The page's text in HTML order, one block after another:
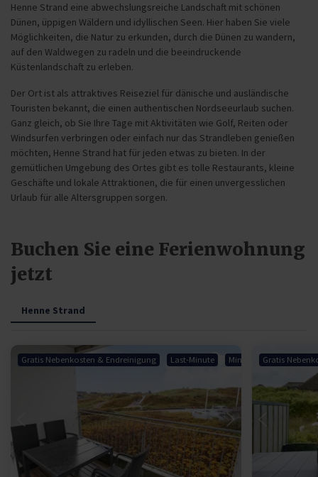
Henne Strand eine abwechslungsreiche Landschaft mit schönen
Dünen, üppigen Wäldern und idyllischen Seen. Hier haben Sie viele
Möglichkeiten, die Natur zu erkunden, durch die Dünen zu wandern,
auf den Waldwegen zu radeln und die beeindruckende
Küstenlandschaft zu erleben.
Der Ort ist als attraktives Reiseziel für dänische und ausländische
Touristen bekannt, die einen authentischen Nordseeurlaub suchen.
Ganz gleich, ob Sie Ihre Tage mit Aktivitäten wie Golf, Reiten oder
Windsurfen verbringen oder einfach nur das Strandleben genießen
möchten, Henne Strand hat für jeden etwas zu bieten. In der
gemütlichen Umgebung des Ortes gibt es tolle Restaurants, kleine
Geschäfte und lokale Attraktionen, die für einen unvergesslichen
Urlaub für alle Altersgruppen sorgen.
Buchen Sie eine Ferienwohnung
jetzt
Henne Strand
Gratis Nebenkosten & Endreinigung Last-Minute Miniferie
Lädt ...
Gratis